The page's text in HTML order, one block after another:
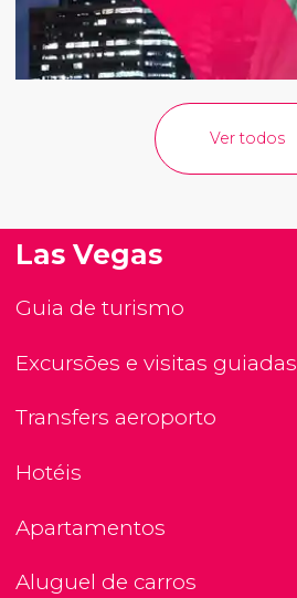
Ver todos
Las Vegas
Guia de turismo
Excursões e visitas guiadas
Transfers aeroporto
Hotéis
Apartamentos
Aluguel de carros